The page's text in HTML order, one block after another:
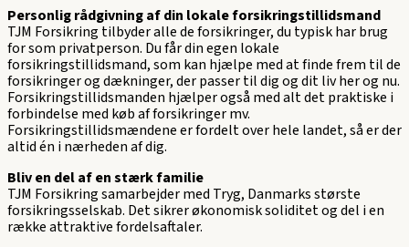
Personlig rådgivning af din lokale forsikringstillidsmand
TJM Forsikring tilbyder alle de forsikringer, du typisk har brug
for som privatperson. Du får din egen lokale
forsikringstillidsmand, som kan hjælpe med at finde frem til de
forsikringer og dækninger, der passer til dig og dit liv her og nu.
Forsikringstillidsmanden hjælper også med alt det praktiske i
forbindelse med køb af forsikringer mv.
Forsikringstillidsmændene er fordelt over hele landet, så er der
altid én i nærheden af dig.
Bliv en del af en stærk familie
TJM Forsikring samarbejder med Tryg, Danmarks største
forsikringsselskab. Det sikrer økonomisk soliditet og del i en
række attraktive fordelsaftaler.